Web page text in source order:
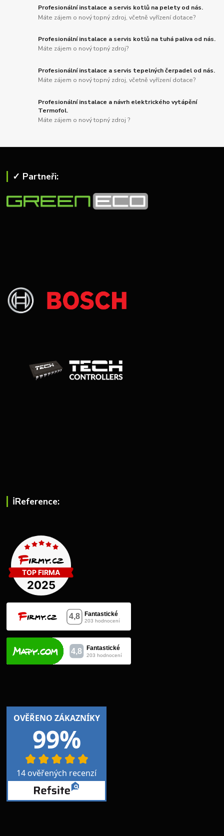
Profesionální instalace a servis kotlů na pelety od nás.
Máte zájem o nový topný zdroj, včetně vyřízení dotace?
Profesionální instalace a servis kotlů na tuhá paliva od nás.
Máte zájem o nový topný zdroj?
Profesionální instalace a servis tepelných čerpadel od nás.
Máte zájem o nový topný zdroj, včetně vyřízení dotace?
Profesionální instalace a návrh elektrického vytápění
Termofol.
Máte zájem o nový topný zdroj ?
✓ Partneři:
ℹ︎Reference: